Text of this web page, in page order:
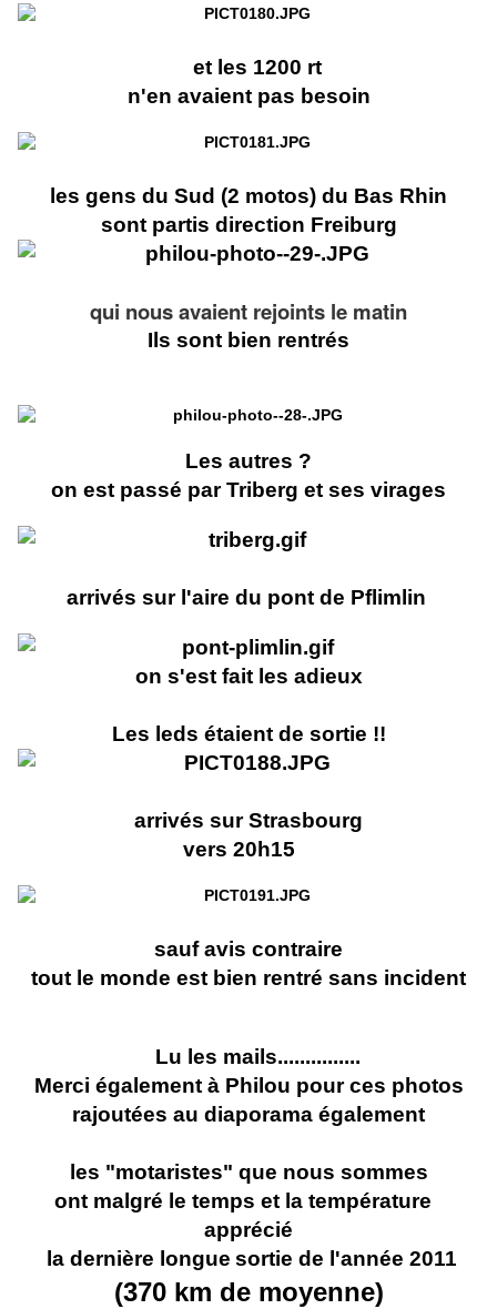
et les 1200 rt
n'en avaient pas besoin
les gens du Sud (2 motos) du Bas Rhin
sont partis direction Freiburg
qui nous avaient rejoints le matin
Ils sont bien rentrés
Les autres ?
on est passé par Triberg et ses virages
arrivés sur l'aire du pont de Pflimlin
on s'est fait les adieux
Les leds étaient de sortie !!
arrivés sur Strasbourg
vers 20h15
sauf avis contraire
tout le monde est bien rentré sans incident
Lu les mails...............
Merci également à Philou pour ces photos
rajoutées au diaporama également
les "motaristes" que nous sommes
ont malgré le temps et la température
apprécié
a dernière longue sortie de l'année 2011
(370 km de moyenne)